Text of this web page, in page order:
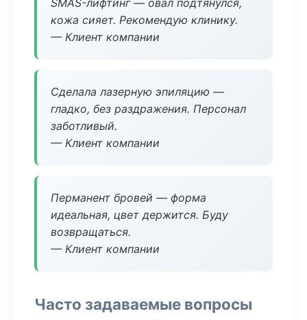
SMAS-лифтинг — овал подтянулся,
кожа сияет. Рекомендую клинику.
— Клиент компании
Сделала лазерную эпиляцию —
гладко, без раздражения. Персонал
заботливый.
— Клиент компании
Перманент бровей — форма
идеальная, цвет держится. Буду
возвращаться.
— Клиент компании
Часто задаваемые вопросы